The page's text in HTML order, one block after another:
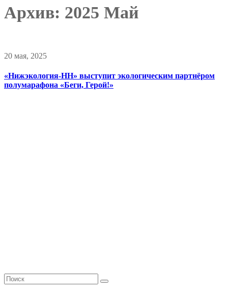
Архив: 2025 Май
20 мая, 2025
«Нижэкология-НН» выступит экологическим партнёром
полумарафона «Беги, Герой!»